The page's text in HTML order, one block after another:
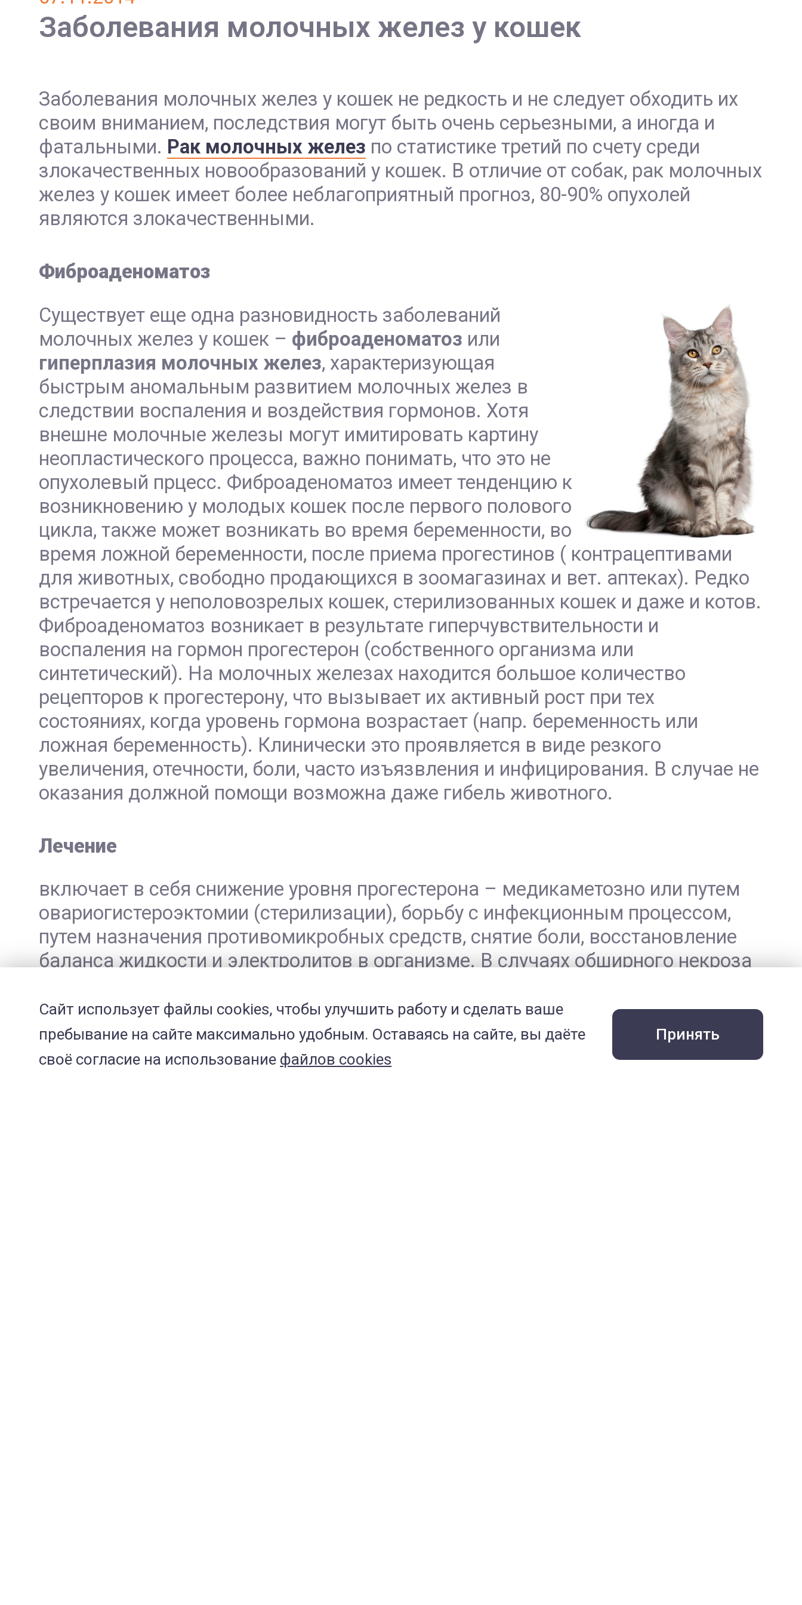
Заболевания молочных желез у кошек
Заболевания молочных желез у кошек не редкость и не следует обходить их
своим вниманием, последствия могут быть очень серьезными, а иногда и
фатальными. Рак молочных желез по статистике третий по счету среди
злокачественных новообразований у кошек. В отличие от собак, рак молочных
желез у кошек имеет более неблагоприятный прогноз, 80-90% опухолей
являются злокачественными.
Фиброаденоматоз
Существует еще одна разновидность заболеваний
молочных желез у кошек – фиброаденоматоз или
гиперплазия молочных желез, характеризующая
быстрым аномальным развитием молочных желез в
следствии воспаления и воздействия гормонов. Хотя
внешне молочные железы могут имитировать картину
неопластического процесса, важно понимать, что это не
опухолевый прцесс. Фиброаденоматоз имеет тенденцию к
возникновению у молодых кошек после первого полового
цикла, также может возникать во время беременности, во
время ложной беременности, после приема прогестинов ( контрацептивами
для животных, свободно продающихся в зоомагазинах и вет. аптеках). Редко
встречается у неполовозрелых кошек, стерилизованных кошек и даже и котов.
Фиброаденоматоз возникает в результате гиперчувствительности и
воспаления на гормон прогестерон (собственного организма или
синтетический). На молочных железах находится большое количество
рецепторов к прогестерону, что вызывает их активный рост при тех
состояниях, когда уровень гормона возрастает (напр. беременность или
ложная беременность). Клинически это проявляется в виде резкого
увеличения, отечности, боли, часто изъязвления и инфицирования. В случае не
оказания должной помощи возможна даже гибель животного.
Лечение
включает в себя снижение уровня прогестерона – медикаметозно или путем
овариогистероэктомии (стерилизации), борьбу с инфекционным процессом,
путем назначения противомикробных средств, снятие боли, восстановление
баланса жидкости и электролитов в организме. В случаях обширного некроза
Статья подготовлена
Кусенковой Н.Ю.,
ветеринарным врачом-эндокринологом «МЕДВЕТ» © 2014 СВЦ «МЕДВЕТ»
Сайт использует файлы cookies, чтобы улучшить работу и сделать ваше
пребывание на сайте максимально удобным. Оставаясь на сайте, вы даёте
своё согласие на использование файлов cookies
Принять